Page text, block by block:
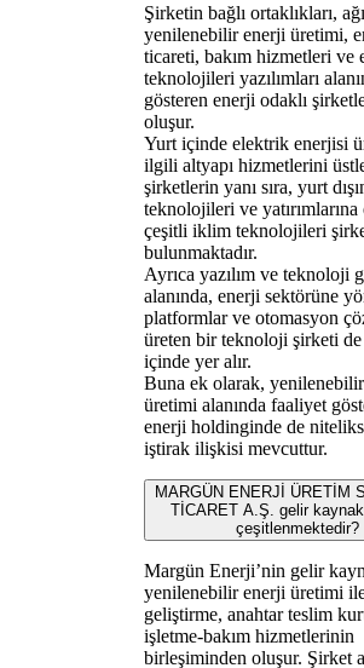
Şirketin bağlı ortaklıkları,
yenilenebilir enerji üretimi,
ticareti, bakım hizmetleri ve
teknolojileri yazılımları
gösteren enerji odaklı
oluşur.
Yurt içinde elektrik enerjisi
ilgili altyapı hizmetlerini
şirketlerin yanı sıra, yurt
teknolojileri ve
çeşitli iklim teknolojileri
bulunmaktadır.
Ayrıca yazılım ve teknoloji
alanında, enerji sektörüne
platformlar ve otomasyon
üreten bir teknoloji şirketi de
içinde yer alır.
Buna ek olarak,
üretimi alanında faaliyet
enerji holdinginde de
iştirak ilişkisi mevcuttur.
MARGÜN ENERJİ ÜRETİM
TİCARET A.Ş. gelir
çeşitlenmektedir?
Margün Enerji’nin gelir
yenilenebilir enerji üretimi
geliştirme, anahtar teslim
işletme-bakım hizmetlerinin
birleşiminden oluşur. Şirket